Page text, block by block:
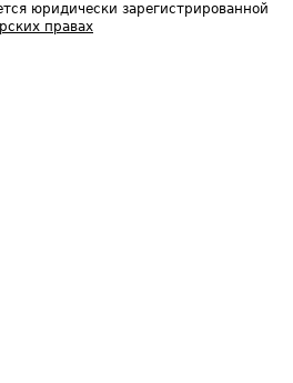
юридически зарегистрированной
правах